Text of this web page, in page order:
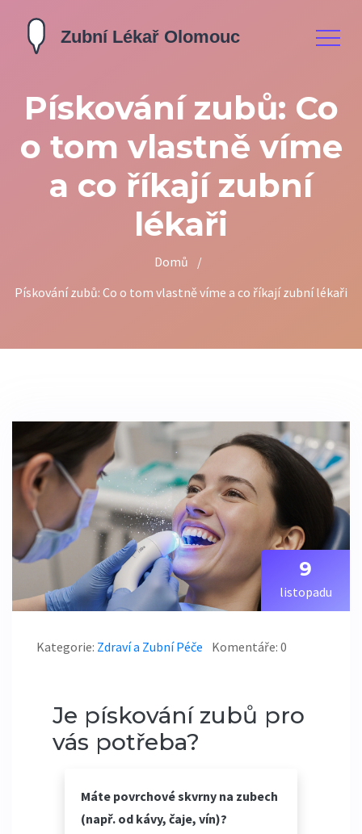
Pískování zubů: Co
o tom vlastně víme
a co říkají zubní
lékaři
Domů
/
Pískování zubů: Co o tom vlastně víme a co říkají zubní lékaři
9
listopadu
Kategorie: Zdraví a Zubní Péče Komentáře: 0
Je pískování zubů pro
vás potřeba?
Máte povrchové skvrny na zubech
(např. od kávy, čaje, vín)?